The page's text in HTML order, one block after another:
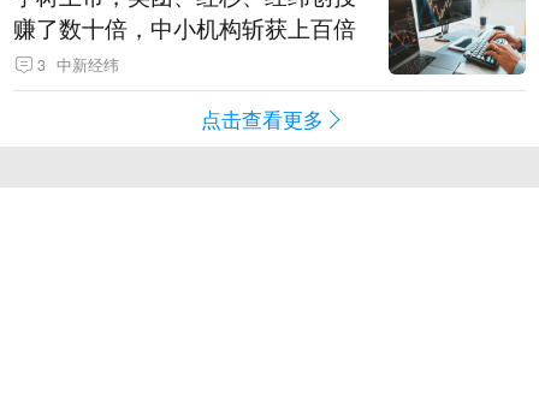
赚了数十倍，中小机构斩获上百倍
3 中新经纬
点击查看更多